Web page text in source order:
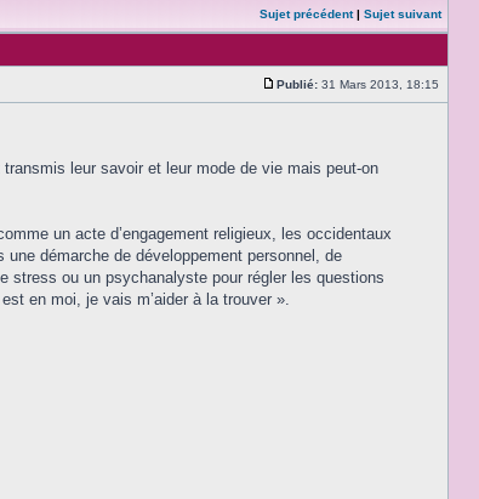
Sujet précédent| Sujet suivant
Publié: 31 Mars 2013, 18:15
leur savoir et leur mode de vie mais peut-on
un acte d’engagement religieux, les occidentaux
démarche de développement personnel, de
stress ou un psychanalyste pour régler les questions
en moi, je vais m’aider à la trouver ».